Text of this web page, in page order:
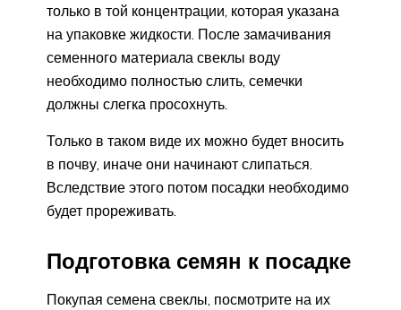
только в той концентрации, которая указана
на упаковке жидкости. После замачивания
семенного материала свеклы воду
необходимо полностью слить, семечки
должны слегка просохнуть.
Только в таком виде их можно будет вносить
в почву, иначе они начинают слипаться.
Вследствие этого потом посадки необходимо
будет прореживать.
Подготовка семян к посадке
Покупая семена свеклы, посмотрите на их